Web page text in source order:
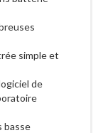
simple et
de
basse